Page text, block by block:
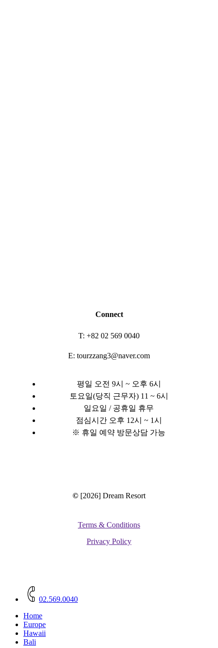
Connect
T: +82 02 569 0040
E: tourzzang3@naver.com
평일 오전 9시 ~ 오후 6시
토요일(당직 근무자) 11 ~ 6시
일요일 / 공휴일 휴무
점심시간 오후 12시 ~ 1시
※ 휴일 예약 방문상담 가능
© [2026] Dream Resort
Terms & Conditions
Privacy Policy
Menu
02.569.0040
Home
Europe
Hawaii
Bali